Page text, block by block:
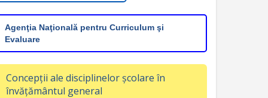
Agenţia Naţională pentru Curriculum şi
Evaluare
Concepții ale disciplinelor școlare în
învățământul general